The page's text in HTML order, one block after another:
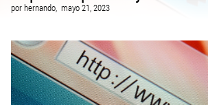
porhernando, mayo 21, 2023